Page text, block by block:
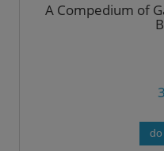
A Compedium of
do